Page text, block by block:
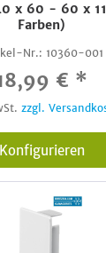
x 60 - 60 x
Farben)
Nr.: 10360-001
€ *
zzgl.
Konfigurieren